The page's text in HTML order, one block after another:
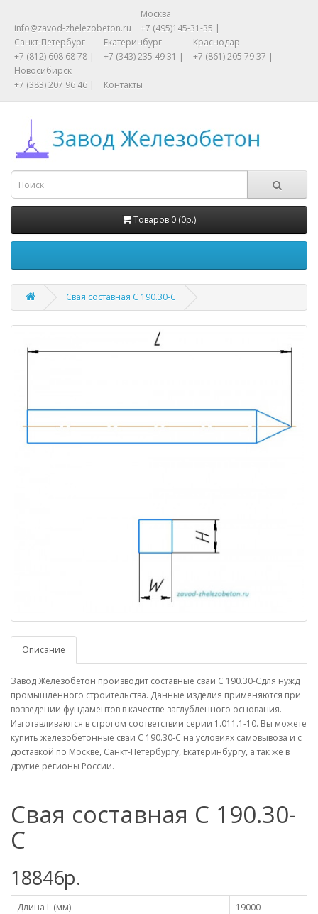
info@zavod-zhelezobeton.ru
Москва
+7 (495)145-31-35 |
Санкт-Петербург
+7 (812) 608 68 78 |
Екатеринбург
+7 (343) 235 49 31 |
Краснодар
+7 (861) 205 79 37 |
Новосибирск
+7 (383) 207 96 46 |
Контакты
Товаров 0 (0р.)
Свая составная С 190.30-С
Описание
Завод Железобетон производит составные сваи С 190.30-Сдля нужд
промышленного строительства. Данные изделия применяются при
возведении фундаментов в качестве заглубленного основания.
Изготавливаются в строгом соответствии серии 1.011.1-10. Вы можете
купить железобетонные сваи С 190.30-С на условиях самовывоза и с
доставкой по Москве, Санкт-Петербургу, Екатеринбургу, а так же в
другие регионы России.
Свая составная С 190.30-
С
18846р.
Длина L (мм)
19000